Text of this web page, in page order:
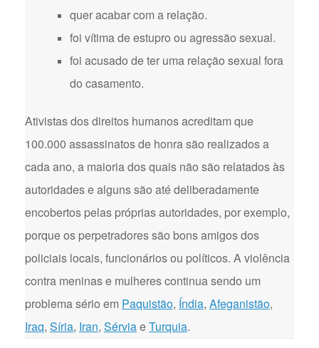
quer acabar com a relação.
foi vítima de estupro ou agressão sexual.
foi acusado de ter uma relação sexual fora
do casamento.
Ativistas dos direitos humanos acreditam que
100.000 assassinatos de honra são realizados a
cada ano, a maioria dos quais não são relatados às
autoridades e alguns são até deliberadamente
encobertos pelas próprias autoridades, por exemplo,
porque os perpetradores são bons amigos dos
policiais locais, funcionários ou políticos. A violência
contra meninas e mulheres continua sendo um
problema sério em Paquistão, Índia, Afeganistão,
Iraq, Síria, Iran, SérviaeTurquia.